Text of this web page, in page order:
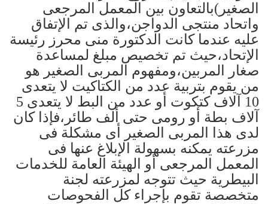
الصغير)بالتعاون بين المعمل المرجعى
واتحاد منتجى الدواجن،والذى تم الإتفاق
عليه عندما كانت الدكتورة منى محرز رئيسة
الإتحاد،حيث تم تخصيص مبلغ لمساعدة
صغار المربين،ومفهوم المربى الصغير هو
من يقوم بتربية عدد من الكتاكيت لا يتعدى
10 آلاف كتكوت أو عدد من البط لا يتعدى 5
آلاف بطة أو رومى حتى ألف طائر،فإذا كان
لدى هذا المربى الصغير أى مشكلة فى
مزرعته يمكنه بسهولة الإبلاغ عنها فى
المعمل المرجعى أو الهيئة العامة للخدمات
البيطرية حيث تتوجه لمزرعته لجنة
متخصصة تقوم بإجراء كل الفحوصات